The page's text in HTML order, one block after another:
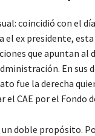
coincidió con el
el ex presidente,
que apuntan al
En sus
fue la derecha
CAE por el Fondo
doble propósito.